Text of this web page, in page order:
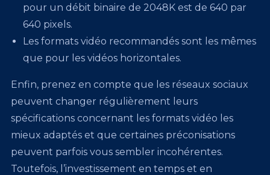
pour un débit binaire de 2048K est de 640 par
640 pixels.
Les formats vidéo recommandés sont les mêmes
que pour les vidéos horizontales.
Enfin, prenez en compte que les réseaux sociaux
peuvent changer régulièrement leurs
spécifications concernant les formats vidéo les
mieux adaptés et que certaines préconisations
peuvent parfois vous sembler incohérentes.
Toutefois, l’investissement en temps et en